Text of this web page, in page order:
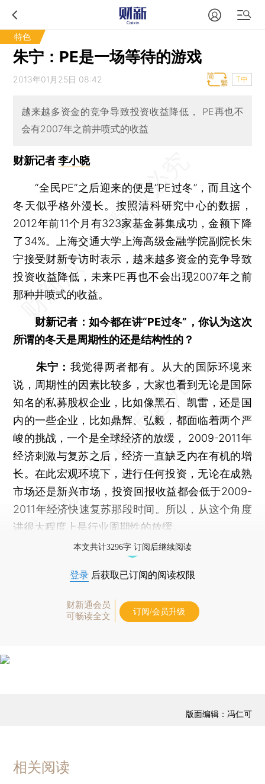
特色
朱宁：PE是一场等待的游戏
2013年01月25日 08:42 T中
越来越多资金的竞争导致投资收益降低， PE再也不
会有2007年之前井喷式的收益
财新记者李小晓
“全民PE”之后迎来的便是“PE过冬”，而且这个
冬天似乎格外漫长。按照清科研究中心的数据，
2012年前11个月有323家基金募集成功，金额下降
了34%。上海交通大学上海高级金融学院副院长朱
宁接受财新专访时表示，越来越多资金的竞争导致
投资收益降低，未来PE再也不会出现2007年之前
那种井喷式的收益。
财新记者：如今都在讲“PE过冬”，你认为这次
所谓的冬天是周期性的还是结构性的？
朱宁： 我觉得两者都有。从大的国际环境来
说，周期性的因素比较多，大家也看到无论是国际
知名的私募股权企业，比如像黑石、凯雷，还是国
内的一些企业，比如鼎辉、弘毅，都面临着两个严
峻的挑战，一个是全球经济的放缓， 2009-2011年
经济刺激与复苏之后，经济一直缺乏内在有机的增
长。在此宏观环境下，进行任何投资，无论在成熟
市场还是新兴市场，投资回报收益都会低于2009-
2011年经济快速复苏那段时间。所以，从这个角度
讲很大程度上是行业周期性的放缓。
本文共计3296字 订阅后继续阅读
登录 后获取已订阅的阅读权限
财新通会员
可畅读全文
订阅/会员升级
版面编辑：冯仁可
相关阅读